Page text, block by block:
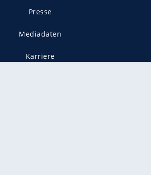
Presse
Mediadaten
Karriere